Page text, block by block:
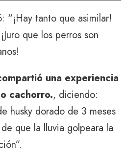
“¡Hay tanto que asimilar!
que los perros son
una experiencia
cachorro., diciendo:
husky dorado de 3 meses
que la lluvia golpeara la